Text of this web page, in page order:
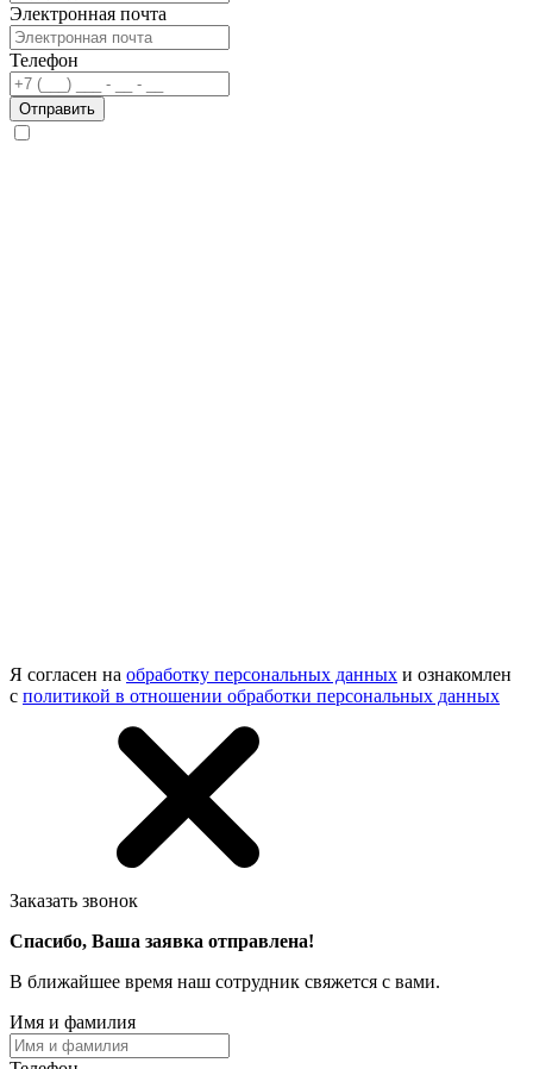
Электронная почта
Телефон
Отправить
Я согласен на обработку персональных данных и ознакомлен
с политикой в отношении обработки персональных данных
Заказать звонок
Спасибо, Ваша заявка отправлена!
В ближайшее время наш сотрудник свяжется с вами.
Имя и фамилия